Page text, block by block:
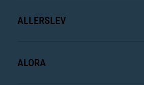
ALLERSLEV
ALORA